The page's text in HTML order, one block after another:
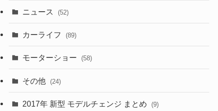
(43)
(6)
(9)
(28)
(27)
(26)
ニュース (52)
カーライフ (89)
モーターショー (58)
その他 (24)
2017年 新型 モデルチェンジ まとめ (9)